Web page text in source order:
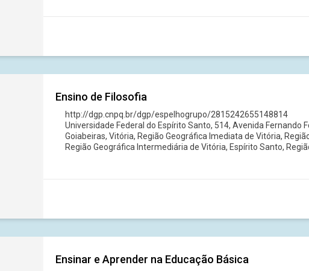
Ensino de Filosofia
http://dgp.cnpq.br/dgp/espelhogrupo/2815242655148814
Universidade Federal do Espírito Santo, 514, Avenida Fernando
Goiabeiras, Vitória, Região Geográfica Imediata de Vitória,
Região Geográfica Intermediária de Vitória, Espírito Santo,
Ensinar e Aprender na Educação Básica